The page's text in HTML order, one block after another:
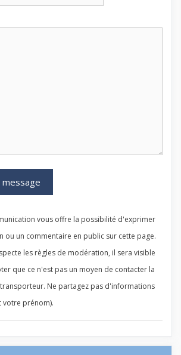
vous offre la possibilité d'exprimer
ou un commentaire en public sur cette page.
les règles de modération, il sera visible
que ce n'est pas un moyen de contacter la
Ne partagez pas d'informations
votre prénom).